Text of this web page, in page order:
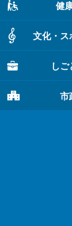
健
文化・ス
し
市